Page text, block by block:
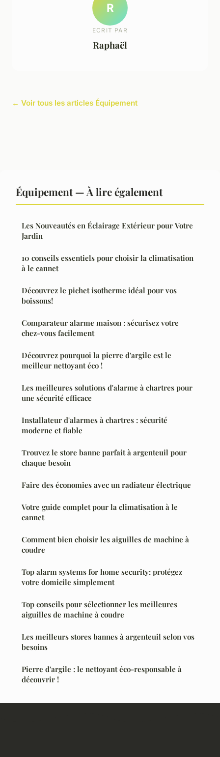
R
ECRIT PAR
Raphaël
← Voir tous les articles Équipement
Équipement — À lire également
Les Nouveautés en Éclairage Extérieur pour Votre
Jardin
10 conseils essentiels pour choisir la climatisation
à le cannet
Découvrez le pichet isotherme idéal pour vos
boissons!
Comparateur alarme maison : sécurisez votre
chez-vous facilement
Découvrez pourquoi la pierre d'argile est le
meilleur nettoyant éco !
Les meilleures solutions d'alarme à chartres pour
une sécurité efficace
Installateur d'alarmes à chartres : sécurité
moderne et fiable
Trouvez le store banne parfait à argenteuil pour
chaque besoin
Faire des économies avec un radiateur électrique
Votre guide complet pour la climatisation à le
cannet
Comment bien choisir les aiguilles de machine à
coudre
Top alarm systems for home security: protégez
votre domicile simplement
Top conseils pour sélectionner les meilleures
aiguilles de machine à coudre
Les meilleurs stores bannes à argenteuil selon vos
besoins
Pierre d'argile : le nettoyant éco-responsable à
découvrir !